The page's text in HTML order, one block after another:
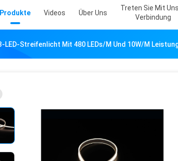
Produkte Videos Über Uns
Treten Sie Mit
Verbindung
LED-Streifenlicht Mit 480 LEDs/m Und 10W/m